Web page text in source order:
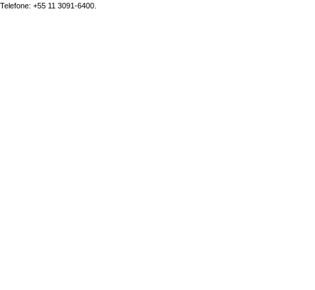
Telefone: +55 11 3091-6400.